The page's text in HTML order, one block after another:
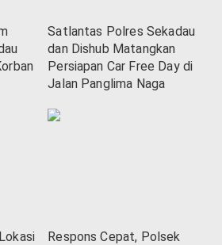
Satlantas Polres Sekadau
dan Dishub Matangkan
Persiapan Car Free Day di
Jalan Panglima Naga
Respons Cepat, Polsek